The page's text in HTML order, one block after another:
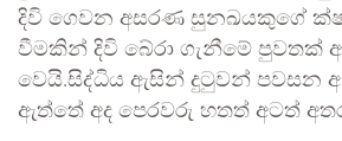
දිවි ගෙවන අසරණ සුනඛයකුගේ
වීමකින් දිවි බේරා ගැනීමේ පුවතක්
වෙයි.සිද්ධිය ඇසින් දුටුවන් පවසන
ඇත්තේ අද පෙරවරු හතත් අටත්